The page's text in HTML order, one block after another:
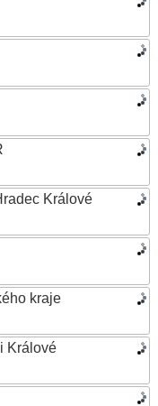
Králové
kraje
Králové